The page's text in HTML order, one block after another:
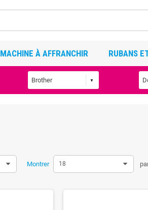
MACHINE À AFFRANCHIR RUBANS
Montrer 18